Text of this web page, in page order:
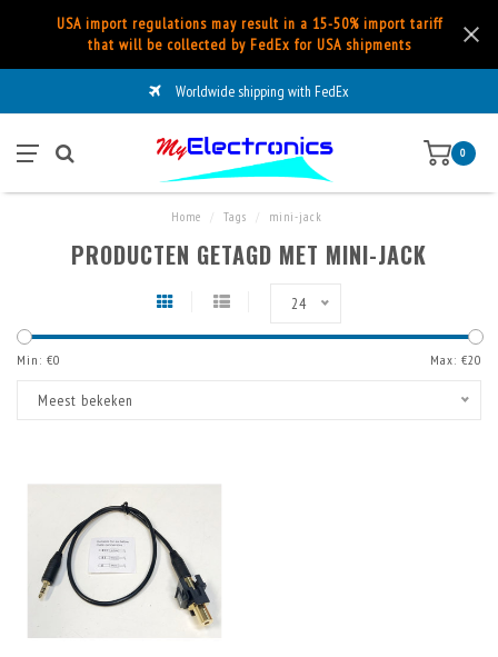
USA import regulations may result in a 15-50% import tariff
that will be collected by FedEx for USA shipments
Worldwide shipping with FedEx
0
Home Tags mini-jack
PRODUCTEN GETAGD MET MINI-JACK
24
Min: €0 Max: €20
Meest bekeken